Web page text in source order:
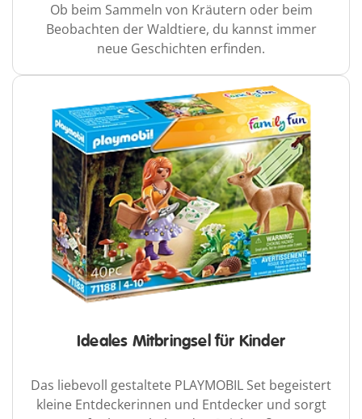
Ob beim Sammeln von Kräutern oder beim
Beobachten der Waldtiere, du kannst immer
neue Geschichten erfinden.
Ideales Mitbringsel für Kinder
Das liebevoll gestaltete PLAYMOBIL Set begeistert
kleine Entdeckerinnen und Entdecker und sorgt